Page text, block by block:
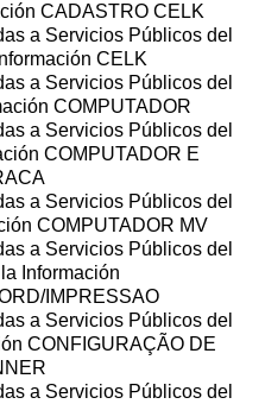
CADASTRO CELK
a Servicios Públicos del
CELK
a Servicios Públicos del
COMPUTADOR
a Servicios Públicos del
COMPUTADOR E
a Servicios Públicos del
COMPUTADOR MV
a Servicios Públicos del
Información
IMPRESSAO
a Servicios Públicos del
CONFIGURAÇÃO DE
a Servicios Públicos del